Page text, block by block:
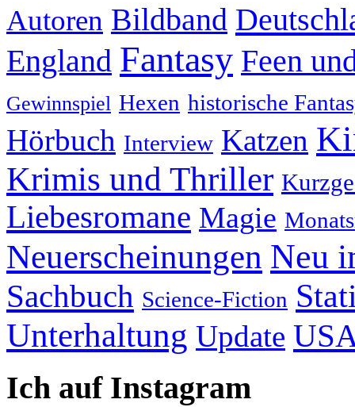
Autoren Bildband
England Fantasy Feen
Gewinnspiel Hexen historische
Hörbuch Interview Katzen
Krimis und Thriller
Liebesromane Magie
Neuerscheinungen Neu
Sachbuch Science-Fiction
Unterhaltung Update
Ich auf Instagram